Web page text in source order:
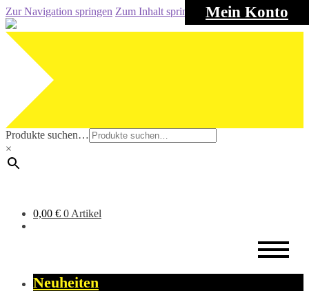
Mein Konto
Zur Navigation springen Zum Inhalt springen
Produkte suchen…
×
0,00 € 0 Artikel
Neuheiten